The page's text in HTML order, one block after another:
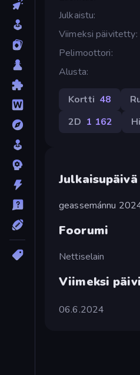
Julkaistu
Viimeksi päivitetty
Pelimoottori
Alusta
Kortti 48
2D 1 162
Julkaisupäivä
geassemánnu
Foorumi
Nettiselain
Viimeksi
06.6.2024